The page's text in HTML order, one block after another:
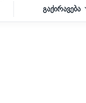
გაქირავება